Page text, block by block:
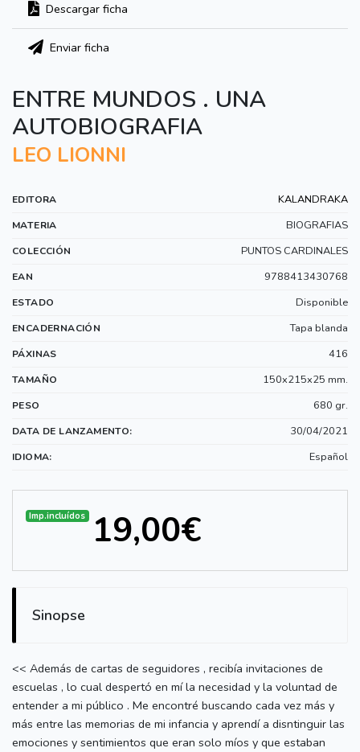
Descargar ficha
Enviar ficha
ENTRE MUNDOS . UNA
AUTOBIOGRAFIA
LEO LIONNI
EDITORA KALANDRAKA
MATERIA BIOGRAFIAS
COLECCIÓN PUNTOS CARDINALES
EAN 9788413430768
ESTADO Disponible
ENCADERNACIÓN Tapa blanda
PÁXINAS 416
TAMAÑO 150x215x25 mm.
PESO 680 gr.
DATA DE LANZAMENTO: 30/04/2021
IDIOMA: Español
Imp.incluídos 19,00€
Sinopse
<< Además de cartas de seguidores , recibía invitaciones de
escuelas , lo cual despertó en mí la necesidad y la voluntad de
entender a mi público . Me encontré buscando cada vez más y
más entre las memorias de mi infancia y aprendí a disntinguir las
emociones y sentimientos que eran solo míos y que estaban